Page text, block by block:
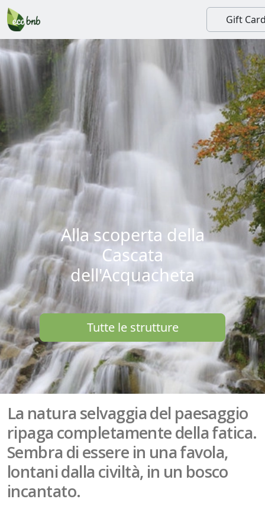
Gift
Alla scoperta della
Cascata
dell'Acquacheta
Tutte le strutture
La natura selvaggia del paesaggio
ripaga completamente della fatica.
Sembra di essere in una favola,
lontani dalla civiltà, in un bosco
incantato.